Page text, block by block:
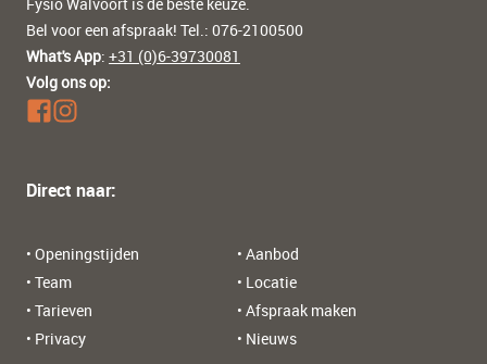
Bel voor een afspraak! Tel.: 076-2100500
What's App: +31 (0)6-39730081
Volg ons op:
Direct naar:
• Openingstijden
• Aanbod
• Team
• Locatie
• Tarieven
• Afspraak maken
• Privacy
• Nieuws